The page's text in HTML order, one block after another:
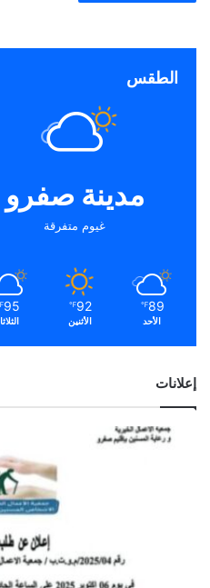
الطقس
مدينة صفرو
غيوم متفرقة
89
℉
الأحد
92
℉
الأثنين
95
إعلانات